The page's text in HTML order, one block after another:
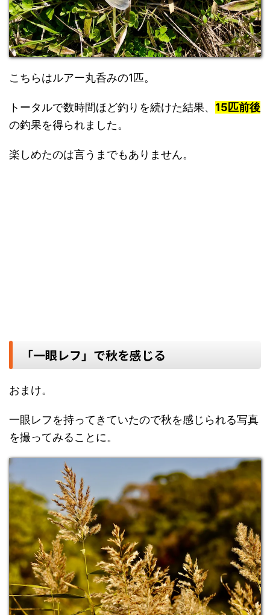
こちらはルアー丸呑みの1匹。
トータルで数時間ほど釣りを続けた結果、 15匹前後
の釣果を得られました。
楽しめたのは言うまでもありません。
「一眼レフ」で秋を感じる
おまけ。
一眼レフを持ってきていたので秋を感じられる写真
を撮ってみることに。